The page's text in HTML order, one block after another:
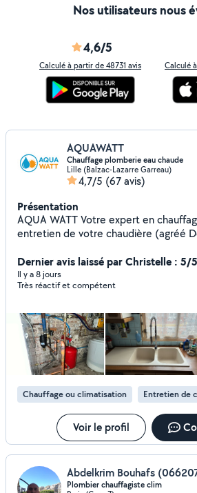
Nos utilisateurs nous
4,6/5
Calculé à partir de 48731 avis Calculé
AQUAWATT
Chauffage plomberie eau chaude
Lille (Balzac-Lazarre Garreau)
4,7/5 (67 avis)
Présentation
AQUA WATT Votre expert en chauffage, installation et
entretien de votre chaudière (agréé
l'eau, nous vous proposons une
d'adoucisseurs et d'osmoseurs. AQUA WATT, vous
accompagne dans tous vos projets de
Dernier avis laissé par Christelle : 5/5
Il y a 8 jours
Très réactif et compétent
Chauffage ou climatisation Entretien de
Voir le profil
Abdelkrim Bouhafs
Plombier chauffagiste clim